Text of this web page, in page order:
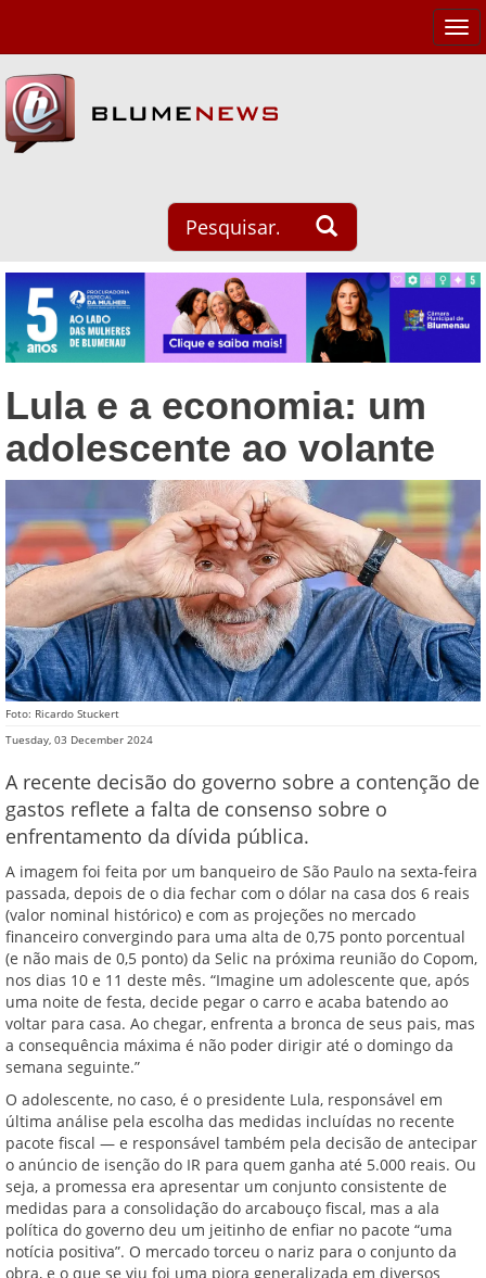
Lula e a economia: um
adolescente ao volante
Foto: Ricardo Stuckert
Tuesday, 03 December 2024
A recente decisão do governo sobre a contenção de
gastos reflete a falta de consenso sobre o
enfrentamento da dívida pública.
A imagem foi feita por um banqueiro de São Paulo na sexta-feira
passada, depois de o dia fechar com o dólar na casa dos 6 reais
(valor nominal histórico) e com as projeções no mercado
financeiro convergindo para uma alta de 0,75 ponto porcentual
(e não mais de 0,5 ponto) da Selic na próxima reunião do Copom,
nos dias 10 e 11 deste mês. “Imagine um adolescente que, após
uma noite de festa, decide pegar o carro e acaba batendo ao
voltar para casa. Ao chegar, enfrenta a bronca de seus pais, mas
a consequência máxima é não poder dirigir até o domingo da
semana seguinte.”
O adolescente, no caso, é o presidente Lula, responsável em
última análise pela escolha das medidas incluídas no recente
pacote fiscal — e responsável também pela decisão de antecipar
o anúncio de isenção do IR para quem ganha até 5.000 reais. Ou
seja, a promessa era apresentar um conjunto consistente de
medidas para a consolidação do arcabouço fiscal, mas a ala
política do governo deu um jeitinho de enfiar no pacote “uma
notícia positiva”. O mercado torceu o nariz para o conjunto da
obra, e o que se viu foi uma piora generalizada em diversos